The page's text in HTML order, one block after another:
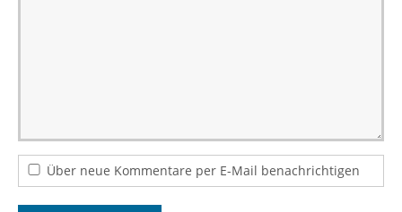
Über neue Kommentare per E-Mail benachrichtigen